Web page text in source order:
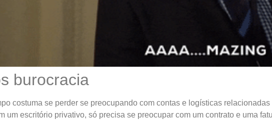
burocracia
costuma se perder se preocupando com contas e logísticas
um escritório privativo, só precisa se preocupar com um contrato e uma